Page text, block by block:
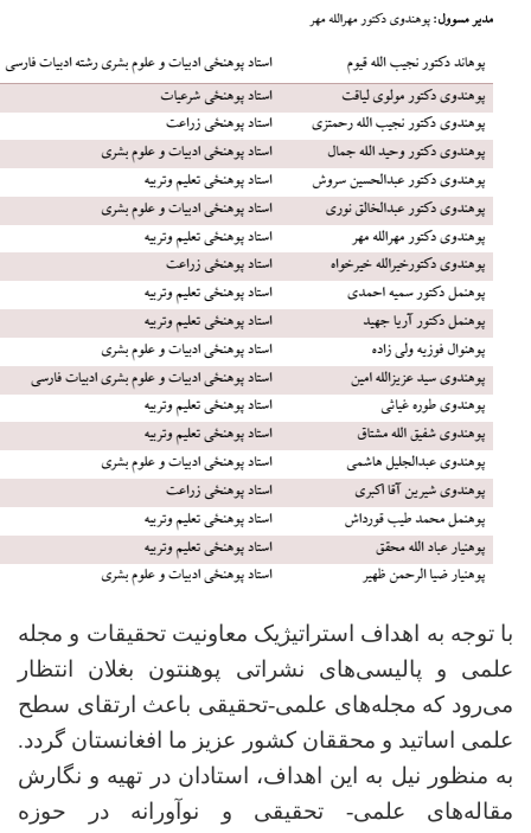
با توجه به اهداف استراتیژیک معاونیت تحقیقات و مجله
علمی و پالیسی‌های نشراتی پوهنتون بغلان انتظار
می‌رود که مجله‌های علمی-تحقیقی باعث ارتقای سطح
علمی اساتید و محققان کشور عزیز ما افغانستان گردد.
به منظور نیل به این اهداف، استادان در تهیه و نگارش
مقاله‌های علمی- تحقیقی و نوآورانه در حوزه